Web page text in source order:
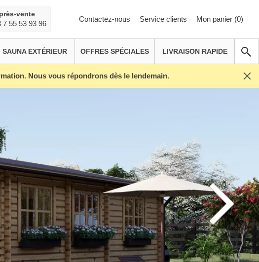
vente
7 55 53 93 96
Contactez-nous Service clients Mon panier (0)
SAUNA EXTÉRIEUR OFFRES SPÉCIALES LIVRAISON RAPIDE
Nous vous répondrons dès le lendemain.